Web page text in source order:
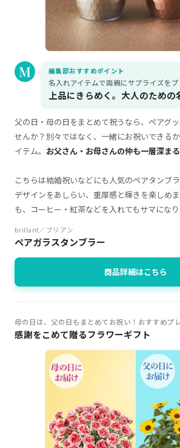
編集部おすすめポイント
名入れアイテムで両親にサプライズをプ
上品にきらめく。大人のための
父の日・母の日をまとめて祝うなら、ペアグ
せんか？別々ではなく、一緒にお祝いできる
イテム。 お父さん・お母さんの仲も一層深まる
こちらは結婚祝いなどにも人気のペアタンブ
デザインをあしらい、重厚感と輝きを楽しめ
も、コーヒー・紅茶などを入れてもサマになり
brillant／ブリアン
ペアガラスタンブラー
商品詳細はこちら
母の日は、父の日もまとめてお祝い！おすすめプ
感謝をこめて贈るフラワーギフト